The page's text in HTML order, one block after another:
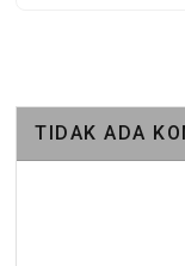
TIDAK ADA